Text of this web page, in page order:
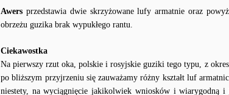
Awers przedstawia dwie skrzyżowane lufy armatnie oraz
obrzeżu guzika brak wypukłego rantu.
Ciekawostka
Na pierwszy rzut oka, polskie i rosyjskie guziki tego typu, z
po bliższym przyjrzeniu się zauważamy różny kształt luf
niestety, na wyciągnięcie jakikolwiek wniosków i wiarygodną i